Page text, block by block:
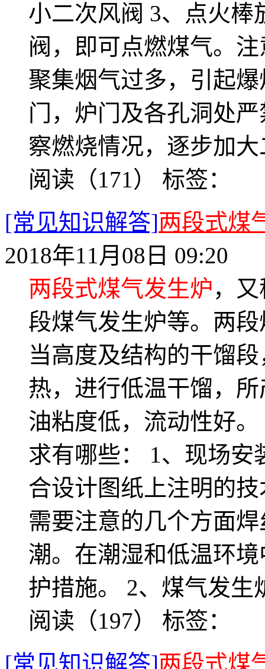
小二次风阀 3、点火
阀，即可点燃煤气。
聚集烟气过多，引起
门，炉门及各孔洞处
察燃烧情况，逐步加
阅读（171） 标签：
[常见知识解答]两段式煤
2018年11月08日 09:20
两段式煤气发生炉，
段煤气发生炉等。两
当高度及结构的干馏
热，进行低温干馏，
油粘度低，流动性好。
求有哪些： 1、现场
合设计图纸上注明的
需要注意的几个方面
潮。在潮湿和低温环
护措施。 2、煤气发生
阅读（197） 标签：
[常见知识解答]两段式煤